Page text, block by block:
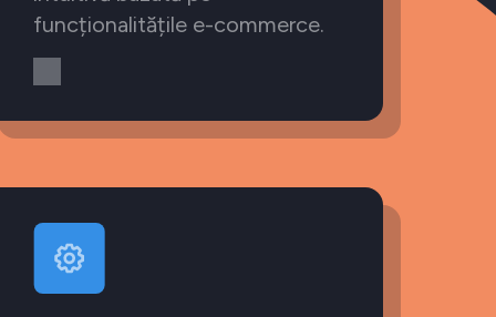
funcționalitățile e-commerce.